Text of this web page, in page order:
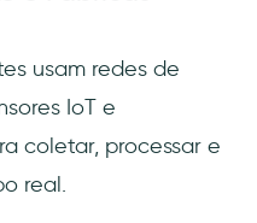
usam redes de
IoT e
coletar, processar e
real.